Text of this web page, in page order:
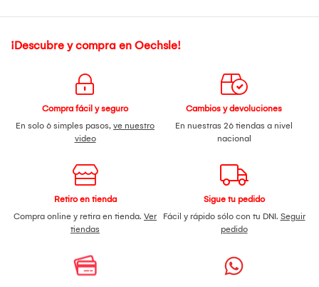
¡Descubre y compra en Oechsle!
Compra fácil y seguro
En solo 6 simples pasos, ve nuestro
video
Cambios y devoluciones
En nuestras 26 tiendas a nivel
nacional
Retiro en tienda
Compra online y retira en tienda. Ver
tiendas
Sigue tu pedido
Fácil y rápido sólo con tu DNI. Seguir
pedido